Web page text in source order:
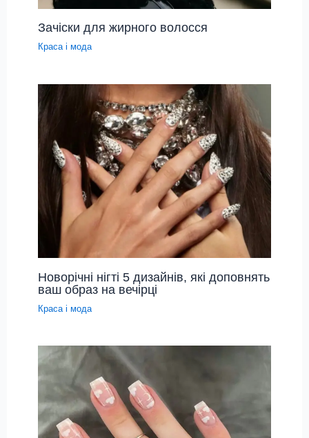
Зачіски для жирного волосся
Краса і мода
Новорічні нігті 5 дизайнів, які доповнять
ваш образ на вечірці
Краса і мода